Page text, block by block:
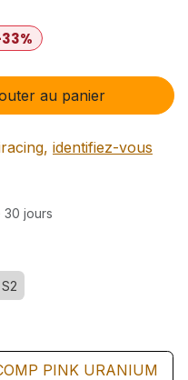
au panier
identifiez-vous
30 jours
PINK URANIUM